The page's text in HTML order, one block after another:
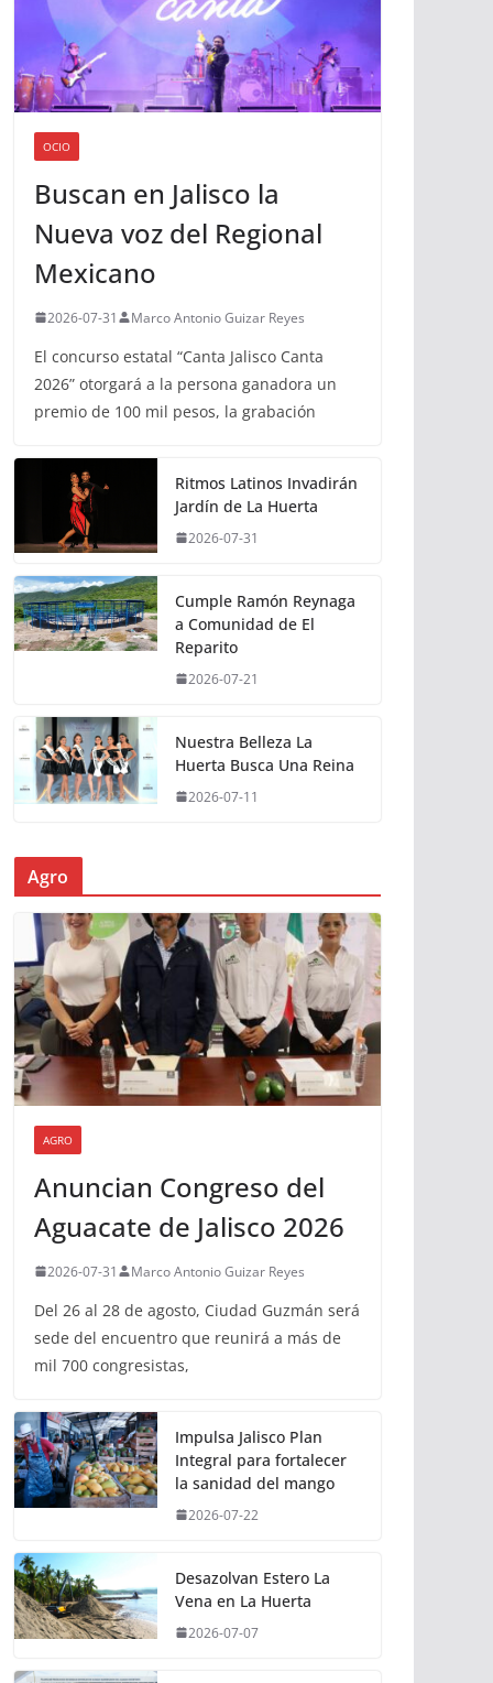
OCIO
Buscan en Jalisco la
Nueva voz del Regional
Mexicano
2026-07-31 Marco Antonio Guizar Reyes
El concurso estatal “Canta Jalisco Canta
2026” otorgará a la persona ganadora un
premio de 100 mil pesos, la grabación
Ritmos Latinos Invadirán
Jardín de La Huerta
2026-07-31
Cumple Ramón Reynaga
a Comunidad de El
Reparito
2026-07-21
Nuestra Belleza La
Huerta Busca Una Reina
2026-07-11
Agro
AGRO
Anuncian Congreso del
Aguacate de Jalisco 2026
2026-07-31 Marco Antonio Guizar Reyes
Del 26 al 28 de agosto, Ciudad Guzmán será
sede del encuentro que reunirá a más de
mil 700 congresistas,
Impulsa Jalisco Plan
Integral para fortalecer
la sanidad del mango
2026-07-22
Desazolvan Estero La
Vena en La Huerta
2026-07-07